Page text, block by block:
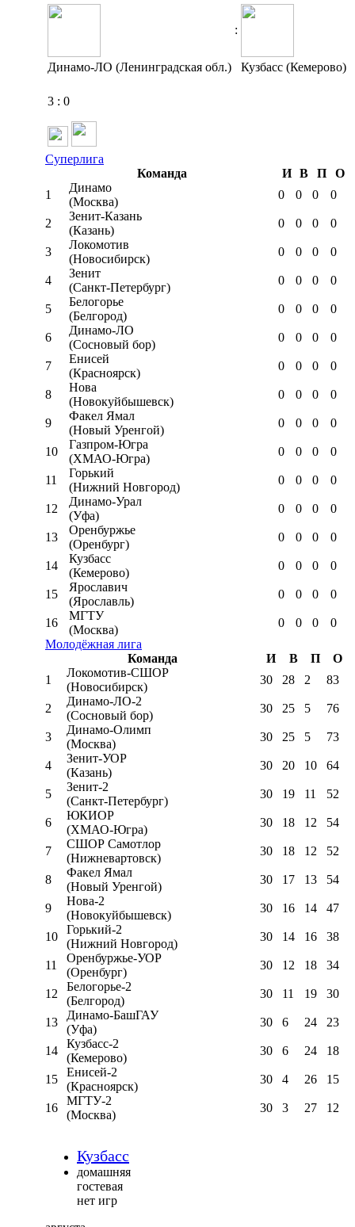
:
Динамо-ЛО (Ленинградская обл.) Кузбасс (Кемерово)
3 : 0
Суперлига
Команда
И В П
О
1
Динамо
(Москва)
0 0 0 0
2
Зенит-Казань
(Казань)
0 0 0 0
3
Локомотив
(Новосибирск)
0 0 0 0
4
Зенит
(Санкт-Петербург)
0 0 0 0
5
Белогорье
(Белгород)
0 0 0 0
6
Динамо-ЛО
(Сосновый бор)
0 0 0 0
7
Енисей
(Красноярск)
0 0 0 0
8
Нова
(Новокуйбышевск)
0 0 0 0
9
Факел Ямал
(Новый Уренгой)
0 0 0 0
10
Газпром-Югра
(ХМАО-Югра)
0 0 0 0
11
Горький
(Нижний Новгород)
0 0 0 0
12
Динамо-Урал
(Уфа)
0 0 0 0
13
Оренбуржье
(Оренбург)
0 0 0 0
14
Кузбасс
(Кемерово)
0 0 0 0
15
Ярославич
(Ярославль)
0 0 0 0
16
МГТУ
(Москва)
0 0 0
0
Молодёжная лига
Команда
И В П
О
1
Локомотив-CШОР
(Новосибирск)
30 28 2 83
2
Динамо-ЛО-2
(Сосновый бор)
30 25 5 76
3
Динамо-Олимп
(Москва)
30 25 5 73
4
Зенит-УОР
(Казань)
30 20 10 64
5
Зенит-2
(Санкт-Петербург)
30 19 11 52
6
ЮКИОР
(ХМАО-Югра)
30 18 12 54
7
СШОР Самотлор
(Нижневартовск)
30 18 12 52
8
Факел Ямал
(Новый Уренгой)
30 17 13 54
9
Нова-2
(Новокуйбышевск)
30 16 14 47
10
Горький-2
(Нижний Новгород)
30 14 16 38
11
Оренбуржье-УОР
(Оренбург)
30 12 18 34
12
Белогорье-2
(Белгород)
30 11 19 30
13
Динамо-БашГАУ
(Уфа)
30 6 24 23
14
Кузбасс-2
(Кемерово)
30 6 24 18
15
Енисей-2
(Красноярск)
30 4 26 15
16
МГТУ-2
(Москва)
30 3 27 12
Кузбасс
домашняя
гостевая
нет игр